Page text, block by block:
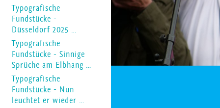
Typografische
Fundstücke -
Düsseldorf 2025 …
Typografische
Fundstücke - Sinnige
Sprüche am Elbhang …
Typografische
Fundstücke - Nun
leuchtet er wieder …